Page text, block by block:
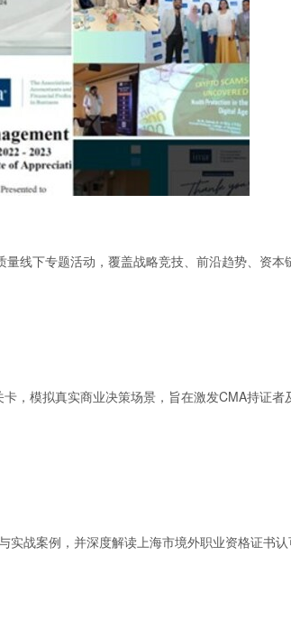
线下专题活动，覆盖战略竞技、前沿趋势、资本
卡，模拟真实商业决策场景，旨在激发CMA持证者
实战案例，并深度解读上海市境外职业资格证书